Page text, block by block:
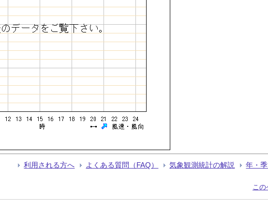
利用される方へ よくある質問（FAQ） 気象観測統計の解説 年・
こ